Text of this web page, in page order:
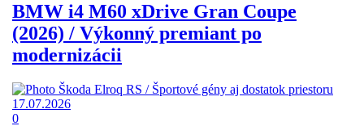
BMW i4 M60 xDrive Gran Coupe
(2026) / Výkonný premiant po
modernizácii
17.07.2026
0